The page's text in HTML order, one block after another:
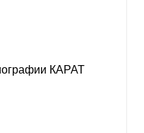
КАРАТ